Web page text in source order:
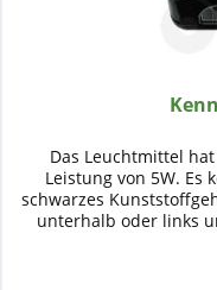
Das Leuchtmittel
Leistung von 5W. Es
schwarzes
unterhalb oder links